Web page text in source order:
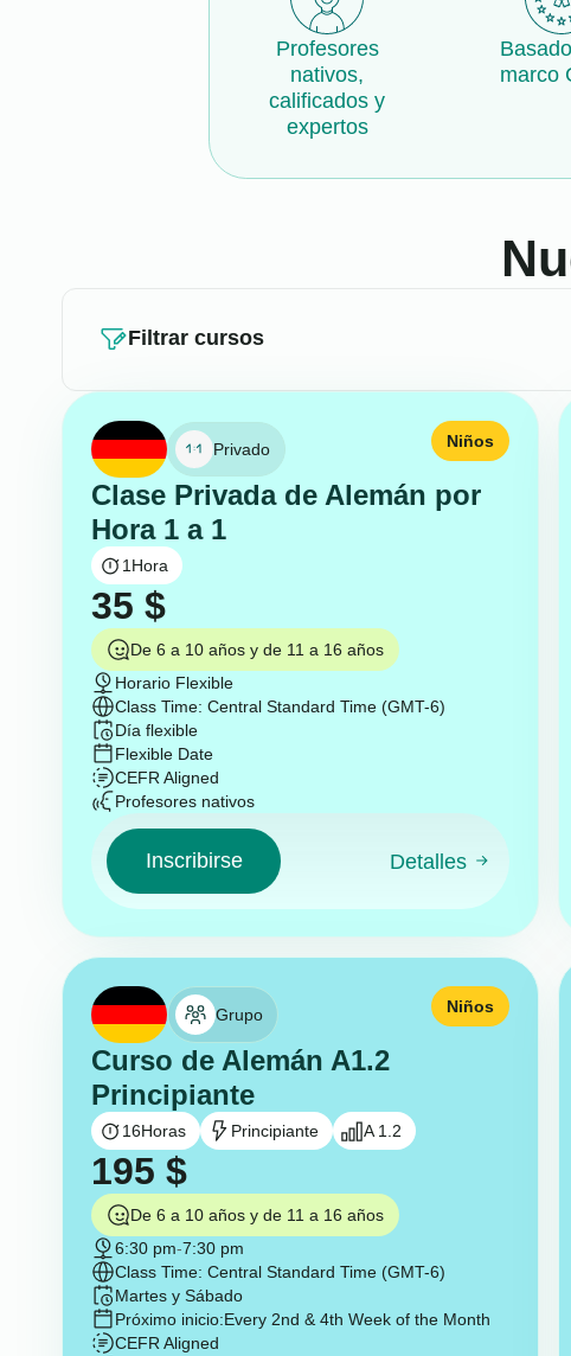
Profesores
nativos,
calificados y
expertos
marco
Filtrar cursos
Privado
Clase Privada de Alemán por
Hora 1 a 1
Niños
1 Hora
35 $
De 6 a 10 años y de 11 a 16 años
Horario Flexible
Class Time: Central Standard Time (GMT-6)
Día flexible
Flexible Date
CEFR Aligned
Profesores nativos
Inscribirse Detalles
Grupo
Curso de Alemán A1.2
Principiante
Niños
16Horas Principiante A 1.2
195 $
De 6 a 10 años y de 11 a 16 años
6:30 pm-7:30 pm
Class Time: Central Standard Time (GMT-6)
Martes y Sábado
Próximo inicio:Every 2nd & 4th Week of the Month
CEFR Aligned